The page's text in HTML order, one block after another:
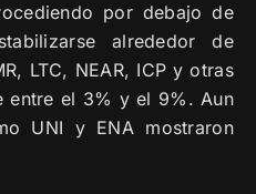
por debajo de
alrededor de
LTC, NEAR, ICP y otras
entre el 3% y el 9%. Aun
UNI y ENA mostraron